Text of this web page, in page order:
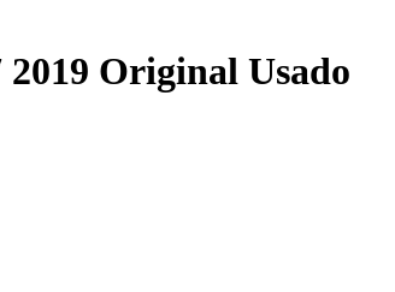
Original Usado